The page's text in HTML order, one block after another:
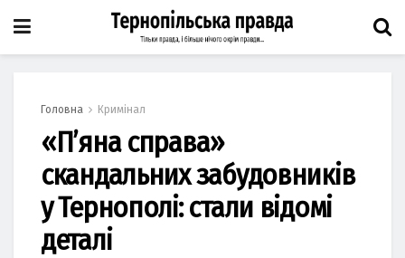
Головна Кримінал
«П’яна справа»
скандальних забудовників
у Тернополі: стали відомі
деталі